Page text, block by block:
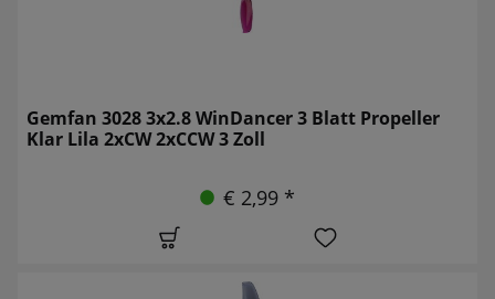
Gemfan 3028 3x2.8 WinDancer 3 Blatt Propeller
Klar Lila 2xCW 2xCCW 3 Zoll
€ 2,99 *